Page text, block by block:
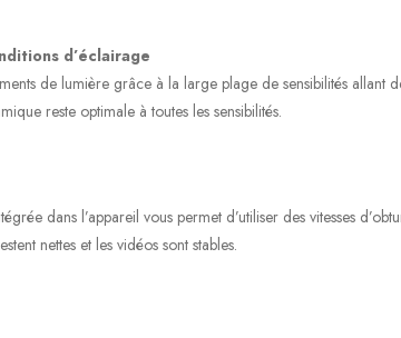
d’éclairage
de lumière grâce à la large plage de sensibilités
reste optimale à toutes les sensibilités.
dans l’appareil vous permet d’utiliser des vitesses
nettes et les vidéos sont stables.